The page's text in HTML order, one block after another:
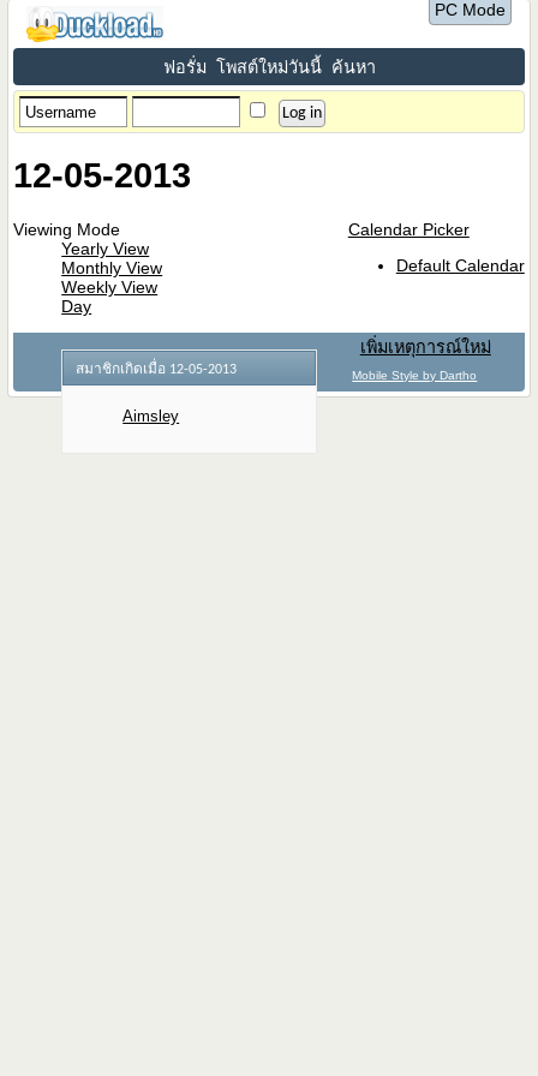
PC Mode
ฟอรั่ม โพสต์ใหม่วันนี้ ค้นหา
12-05-2013
Calendar Picker
Default Calendar
Viewing Mode
Yearly View
Monthly View
Weekly View
Day
สมาชิกเกิดเมื่อ 12-05-2013
Aimsley
เพิ่มเหตุการณ์ใหม่
Mobile Style by Dartho